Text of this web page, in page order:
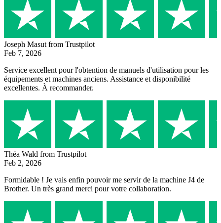
Joseph Masut from Trustpilot
Feb 7, 2026
Service excellent pour l'obtention de manuels d'utilisation pour les
équipements et machines anciens. Assistance et disponibilité
excellentes. À recommander.
Théa Wald from Trustpilot
Feb 2, 2026
Formidable ! Je vais enfin pouvoir me servir de la machine J4 de
Brother. Un très grand merci pour votre collaboration.